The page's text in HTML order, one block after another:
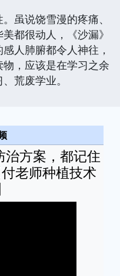
虽说饶雪漫的疼痛、
都很动人，《沙漏》
人肺腑都令人神往，
，应该是在学习之余
荒废学业。
治方案，都记住
老师种植技术